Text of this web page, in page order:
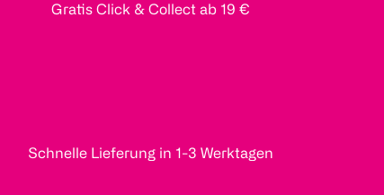
Gratis Click & Collect ab 19 €
Schnelle Lieferung in 1-3 Werktagen